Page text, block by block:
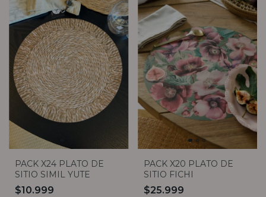
PACK X24 PLATO DE
SITIO SIMIL YUTE
$10.999
PACK X20 PLATO DE
SITIO FICHI
$25.999